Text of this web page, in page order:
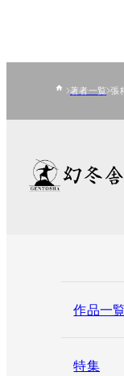
著者一覧 張
作品一覧
特集